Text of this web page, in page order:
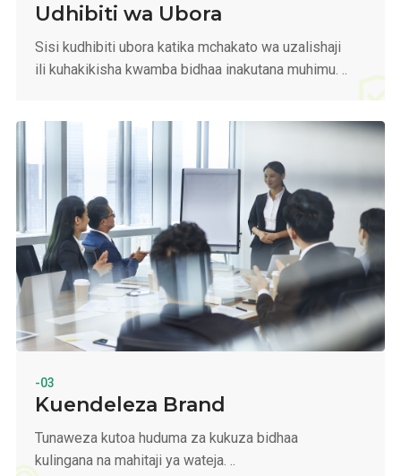
Udhibiti wa Ubora
Sisi kudhibiti ubora katika mchakato wa uzalishaji
ili kuhakikisha kwamba bidhaa inakutana muhimu. ..
-03
Kuendeleza Brand
Tunaweza kutoa huduma za kukuza bidhaa
kulingana na mahitaji ya wateja. ..